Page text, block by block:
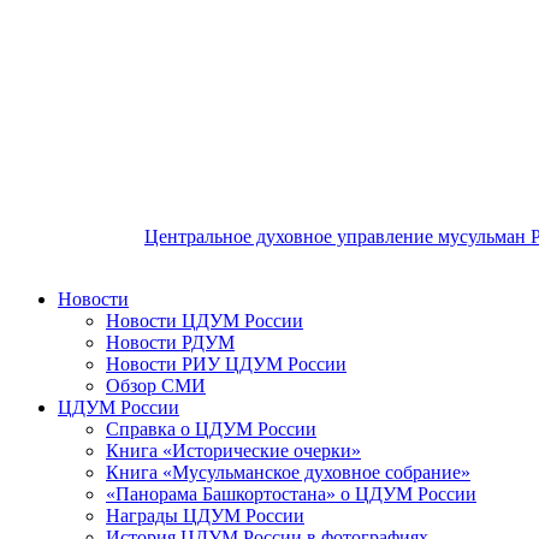
Центральное духовное управление мусульман
Новости
Новости ЦДУМ России
Новости РДУМ
Новости РИУ ЦДУМ России
Обзор СМИ
ЦДУМ России
Справка о ЦДУМ России
Книга «Исторические очерки»
Книга «Мусульманское духовное собрание»
«Панорама Башкортостана» о ЦДУМ России
Награды ЦДУМ России